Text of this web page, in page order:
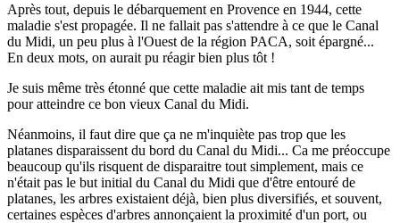
Après tout, depuis le débarquement en Provence en 1944, cette
maladie s'est propagée. Il ne fallait pas s'attendre à ce que le Canal
du Midi, un peu plus à l'Ouest de la région PACA, soit épargné...
En deux mots, on aurait pu réagir bien plus tôt !
Je suis même très étonné que cette maladie ait mis tant de temps
pour atteindre ce bon vieux Canal du Midi.
Néanmoins, il faut dire que ça ne m'inquiète pas trop que les
platanes disparaissent du bord du Canal du Midi... Ca me préoccupe
beaucoup qu'ils risquent de disparaitre tout simplement, mais ce
n'était pas le but initial du Canal du Midi que d'être entouré de
platanes, les arbres existaient déjà, bien plus diversifiés, et souvent,
certaines espèces d'arbres annonçaient la proximité d'un port, ou